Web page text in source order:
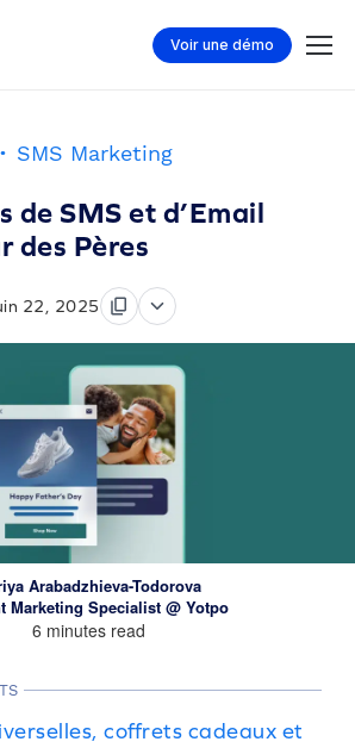
Voir une démo
· SMS Marketing
de SMS et d’Email
des Pères
22, 2025
Arabadzhieva-Todorova
Marketing Specialist @ Yotpo
6 minutes read
coffrets cadeaux et